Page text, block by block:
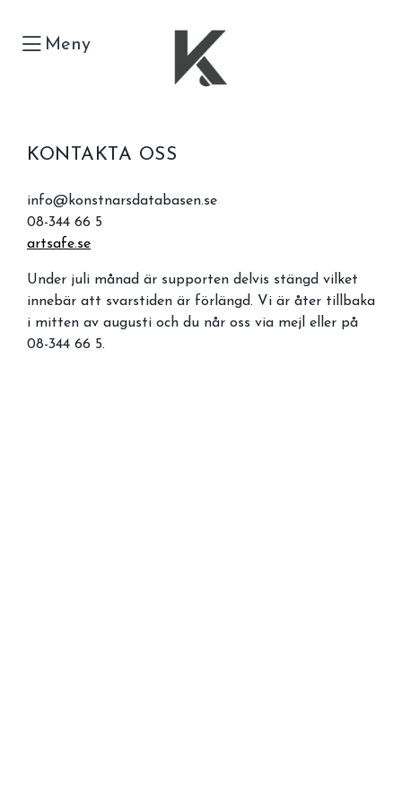
Meny
KONTAKTA OSS
info@konstnarsdatabasen.se
08-344 66 5
artsafe.se
Under juli månad är supporten delvis stängd vilket
innebär att svarstiden är förlängd. Vi är åter tillbaka
i mitten av augusti och du når oss via mejl eller på
08-344 66 5.